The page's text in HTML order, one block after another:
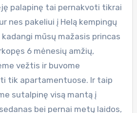
palapinę tai pernakvoti tikrai
nes pakeliui į Helą kempingų
mūsų mažasis princas
6 mėnesių amžių,
vežtis ir buvome
tik apartamentuose. Ir taip
sutalpinę visą mantą į
bei pernai metų laidos,